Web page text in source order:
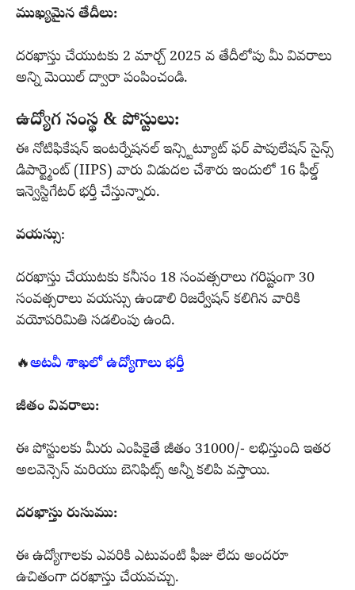
ముఖ్యమైన తేదీలు:
దరఖాస్తు చేయుటకు 2 మార్చ్ 2025 వ తేదీలోపు మీ వివరాలు
అన్ని మెయిల్ ద్వారా పంపించండి.
ఉద్యోగ సంస్థ & పోస్టులు:
ఈ నోటిఫికేషన్ ఇంటర్నేషనల్ ఇన్స్టిట్యూట్ ఫర్ పాపులేషన్ సైన్స్
డిపార్ట్మెంట్ (IIPS) వారు విడుదల చేశారు ఇందులో 16 ఫీల్డ్
ఇన్వెస్టిగేటర్ భర్తీ చేస్తున్నారు.
వయస్సు:
దరఖాస్తు చేయుటకు కనీసం 18 సంవత్సరాలు గరిష్టంగా 30
సంవత్సరాలు వయస్సు ఉండాలి రిజర్వేషన్ కలిగిన వారికి
వయోపరిమితి సడలింపు ఉంది.
🔥అటవీ శాఖలో ఉద్యోగాలు భర్తీ
జీతం వివరాలు:
ఈ పోస్టులకు మీరు ఎంపికైతే జీతం 31000/- లభిస్తుంది ఇతర
అలవెన్సెస్ మరియు బెనిఫిట్స్ అన్నీ కలిపి వస్తాయి.
దరఖాస్తు రుసుము:
ఈ ఉద్యోగాలకు ఎవరికి ఎటువంటి ఫీజు లేదు అందరూ
ఉచితంగా దరఖాస్తు చేయవచ్చు.